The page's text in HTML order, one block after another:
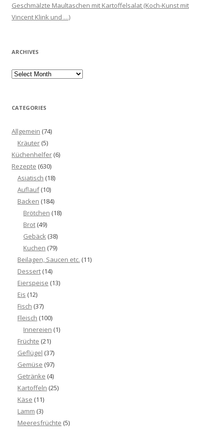
Geschmälzte Maultaschen mit Kartoffelsalat (Koch-Kunst mit
Vincent Klink und …)
ARCHIVES
Archives
CATEGORIES
Allgemein (74)
Kräuter (5)
Küchenhelfer (6)
Rezepte (630)
Asiatisch (18)
Auflauf(10)
Backen (184)
Brötchen (18)
Brot (49)
Gebäck (38)
Kuchen (79)
Beilagen, Saucen etc. (11)
Dessert (14)
Eierspeise (13)
Eis (12)
Fisch (37)
Fleisch (100)
Innereien (1)
Früchte (21)
Geflügel (37)
Gemüse (97)
Getränke (4)
Kartoffeln (25)
Käse (11)
Lamm (3)
Meeresfrüchte (5)